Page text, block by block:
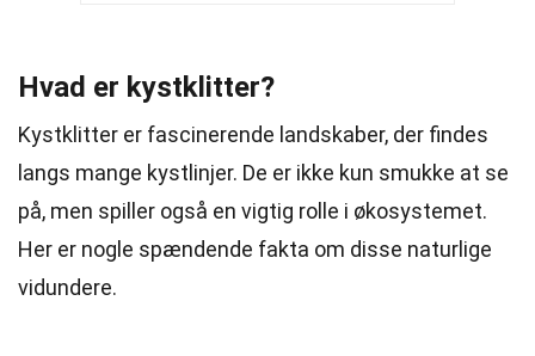
Hvad er kystklitter?
Kystklitter er fascinerende landskaber, der findes
langs mange kystlinjer. De er ikke kun smukke at se
på, men spiller også en vigtig rolle i økosystemet.
Her er nogle spændende fakta om disse naturlige
vidundere.